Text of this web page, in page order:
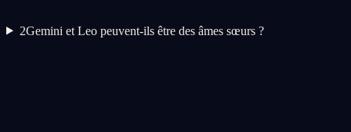
2Gemini et Leo peuvent-ils être des âmes sœurs ?